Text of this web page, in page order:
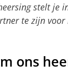
stelt je
te zijn voor
ons